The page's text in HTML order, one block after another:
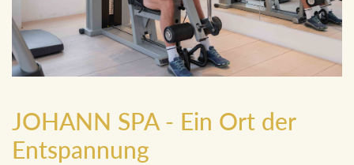
JOHANN SPA - Ein Ort der
Entspannung